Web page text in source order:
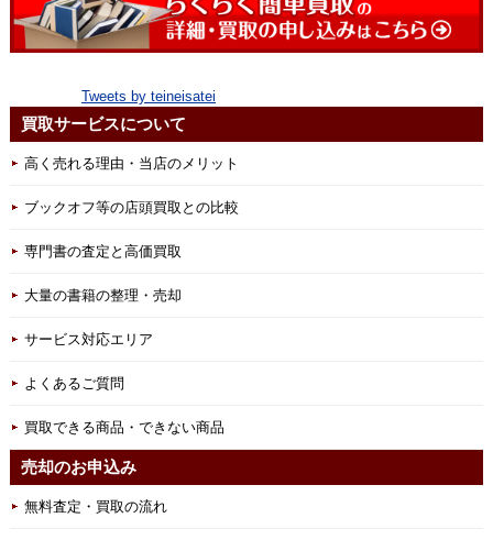
Tweets by teineisatei
買取サービスについて
高く売れる理由・当店のメリット
ブックオフ等の店頭買取との比較
専門書の査定と高価買取
大量の書籍の整理・売却
サービス対応エリア
よくあるご質問
買取できる商品・できない商品
売却のお申込み
無料査定・買取の流れ